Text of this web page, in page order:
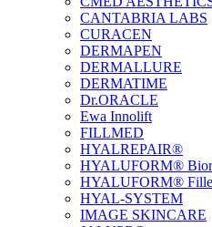
CANTABRIA LABS
CURACEN
DERMAPEN
DERMALLURE
DERMATIME
Dr.ORACLE
Ewa Innolift
FILLMED
НYALREPAIR®
HYALUFORM®
HYALUFORM®
HYAL-SYSTEM
IMAGE SKINCARE